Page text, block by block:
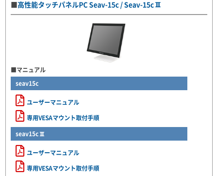
■高性能タッチパネルPC Seav-15c / Seav-15cⅡ
■マニュアル
seav15c
ユーザーマニュアル
専用VESAマウント取付手順
seav15cⅡ
ユーザーマニュアル
専用VESAマウント取付手順